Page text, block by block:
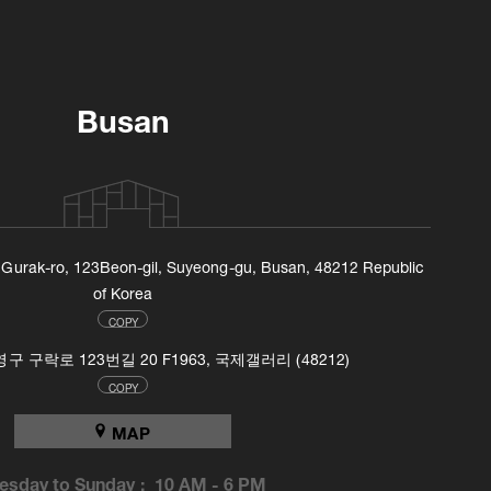
Busan
ro, 123Beon-gil, Suyeong-gu, Busan, 48212 Republic
of Korea
COPY
구 구락로 123번길 20 F1963, 국제갤러리 (48212)
COPY
MAP
to Sunday : 10 AM-6 PM